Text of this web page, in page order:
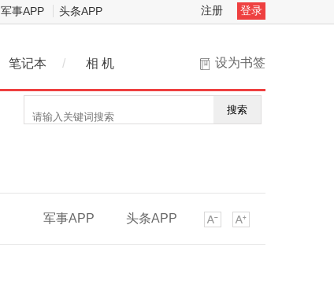
军事APP 头条APP 注册 登录
设为书签
笔记本 / 相 机
搜索
军事APP 头条APP